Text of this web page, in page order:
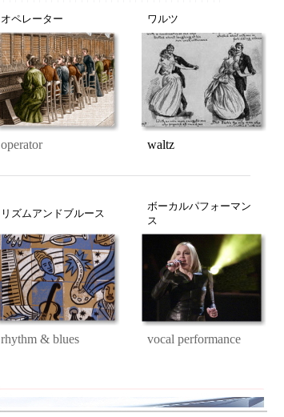
オペレーター ワルツ
operator waltz
リズムアンドブルース
ボーカルパフォーマン
ス
rhythm & blues vocal performance